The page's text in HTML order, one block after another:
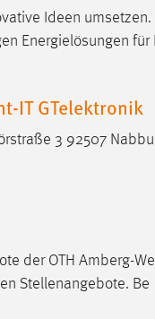
Ideen
Energielösungen für
IT GTelektronik
3 92507
der OTH Amberg-
Stellenangebote. Be